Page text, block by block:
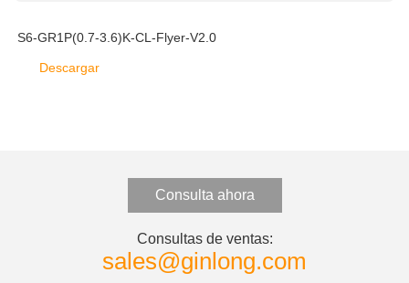
S6-GR1P(0.7-3.6)K-CL-Flyer-V2.0
Descargar
Consulta ahora
Consultas de ventas:
sales@ginlong.com